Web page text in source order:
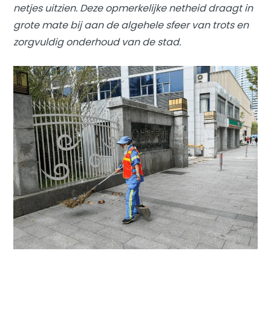
netjes uitzien. Deze opmerkelijke netheid draagt in
grote mate bij aan de algehele sfeer van trots en
zorgvuldig onderhoud van de stad.